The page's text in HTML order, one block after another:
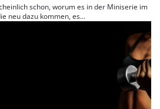
schon, worum es in der Miniserie im
neu dazu kommen, es...